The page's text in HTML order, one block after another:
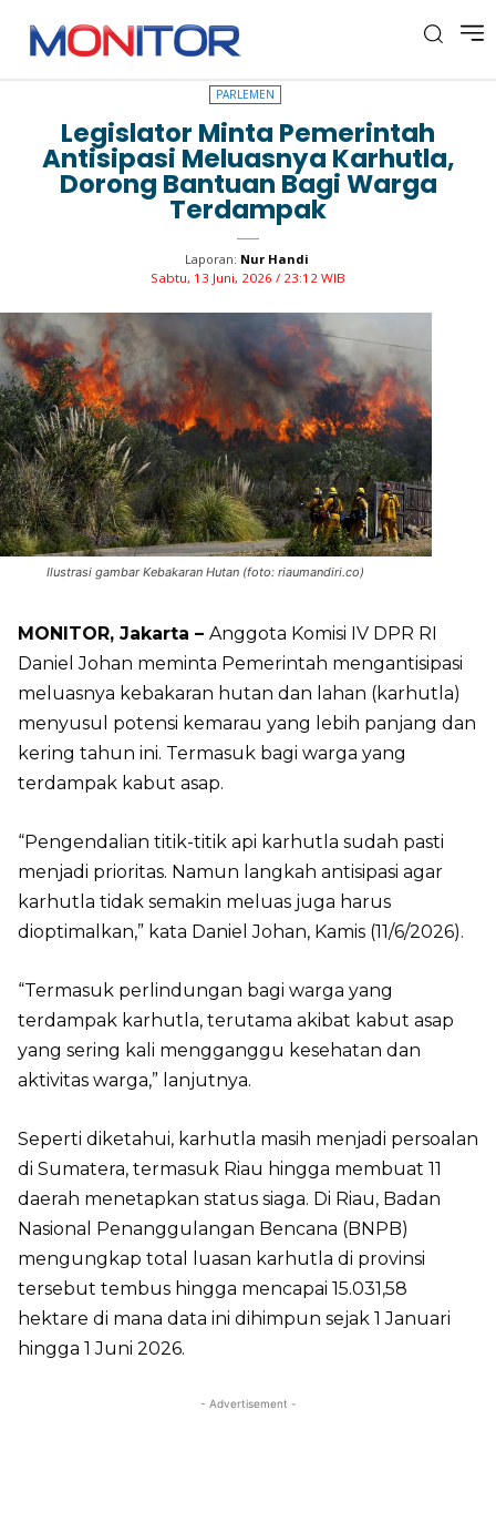
PARLEMEN
PARLEMEN
Legislator Minta Pemerintah
Antisipasi Meluasnya Karhutla,
Dorong Bantuan Bagi Warga
Terdampak
Laporan: Nur Handi
Sabtu, 13 Juni, 2026 / 23:12 WIB
Ilustrasi gambar Kebakaran Hutan (foto: riaumandiri.co)
MONITOR, Jakarta – Anggota Komisi IV DPR RI
Daniel Johan meminta Pemerintah mengantisipasi
meluasnya kebakaran hutan dan lahan (karhutla)
menyusul potensi kemarau yang lebih panjang dan
kering tahun ini. Termasuk bagi warga yang
terdampak kabut asap.
“Pengendalian titik-titik api karhutla sudah pasti
menjadi prioritas. Namun langkah antisipasi agar
karhutla tidak semakin meluas juga harus
dioptimalkan,” kata Daniel Johan, Kamis (11/6/2026).
“Termasuk perlindungan bagi warga yang
terdampak karhutla, terutama akibat kabut asap
yang sering kali mengganggu kesehatan dan
aktivitas warga,” lanjutnya.
Seperti diketahui, karhutla masih menjadi persoalan
di Sumatera, termasuk Riau hingga membuat 11
daerah menetapkan status siaga. Di Riau, Badan
Nasional Penanggulangan Bencana (BNPB)
mengungkap total luasan karhutla di provinsi
tersebut tembus hingga mencapai 15.031,58
hektare di mana data ini dihimpun sejak 1 Januari
hingga 1 Juni 2026.
- Advertisement -